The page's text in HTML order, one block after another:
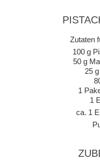
Zutaten
100 g
50 g
25
1
1
ca. 1